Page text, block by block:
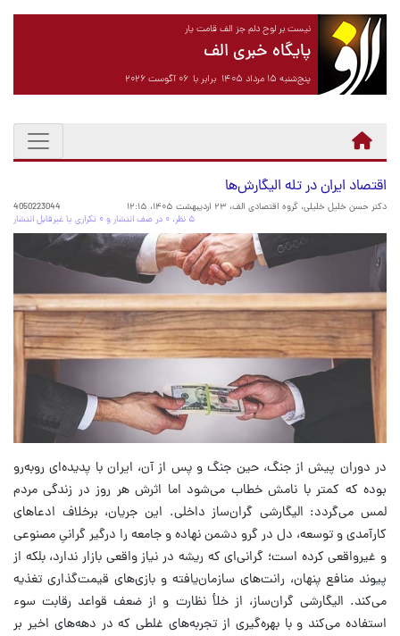
نیست بر لوح دلم جز الف قامت یار
پایگاه خبری الف
پنج‌شنبه ۱۵ مرداد ۱۴۰۵ برابر با ۰۶ آگوست ۲۰۲۶
اقتصاد ایران در تله الیگارش‌ها
دکتر حسن خلیل خلیلی، گروه اقتصادی الف، ۲۳ اردیبهشت ۱۴۰۵، ۱۲:۱۵
4050223044
۵ نظر، ۰ در صف انتشار و ۰ تکراری یا غیرقابل انتشار
در دوران پیش از جنگ، حین جنگ و پس از آن، ایران با پدیده‌ای روبه‌رو
بوده که کمتر با نامش خطاب می‌شود اما اثرش هر روز در زندگی مردم
لمس می‌گردد: الیگارشی گران‌ساز داخلی. این جریان، برخلاف ادعاهای
کارآمدی و توسعه، دل در گرو دشمن نهاده و جامعه را درگیر گرانیِ مصنوعی
و غیرواقعی کرده است؛ گرانی‌ای که ریشه در نیاز واقعی بازار ندارد، بلکه از
پیوند منافع پنهان، رانت‌های سازمان‌یافته و بازی‌های قیمت‌گذاری تغذیه
می‌کند. الیگارشی گران‌ساز، از خلأ نظارت و از ضعف قواعد رقابت سوء
استفاده می‌کند و با بهره‌گیری از تجربه‌های غلطی که در دهه‌های اخیر بر